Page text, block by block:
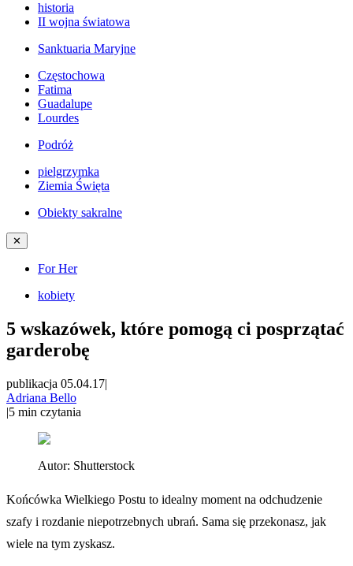
historia
II wojna światowa
Sanktuaria Maryjne
Częstochowa
Fatima
Guadalupe
Lourdes
Podróż
pielgrzymka
Ziemia Święta
Obiekty sakralne
✕
For Her
kobiety
5 wskazówek, które pomogą ci posprzątać
garderobę
publikacja 05.04.17|
Adriana Bello
|5 min czytania
Autor: Shutterstock
Końcówka Wielkiego Postu to idealny moment na odchudzenie
szafy i rozdanie niepotrzebnych ubrań. Sama się przekonasz, jak
wiele na tym zyskasz.